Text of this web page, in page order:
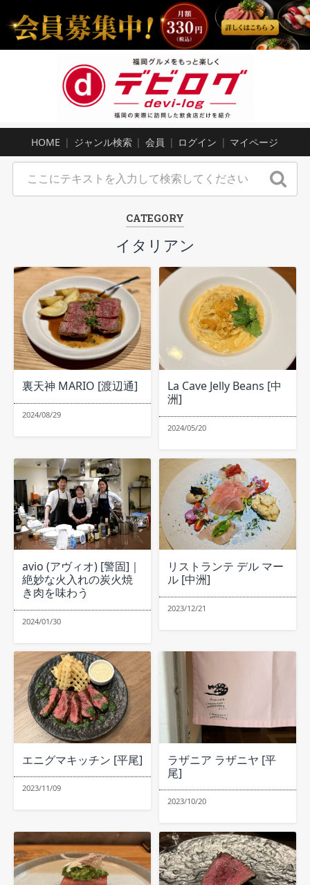
HOME ジャンル検索 会員 ログイン マイページ
CATEGORY
イタリアン
裏天神 MARIO [渡辺通]
2024/08/29
La Cave Jelly Beans [中
洲]
2024/05/20
avio (アヴィオ) [警固]｜
絶妙な火入れの炭火焼
き肉を味わう
2024/01/30
リストランテ デル マー
ル [中洲]
2023/12/21
エニグマキッチン [平尾]
2023/11/09
ラザニア ラザニヤ [平
尾]
2023/10/20